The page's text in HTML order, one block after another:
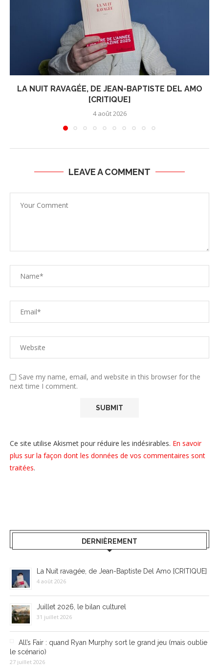
LA NUIT RAVAGÉE, DE JEAN-BAPTISTE DEL AMO
[CRITIQUE]
4 août 2026
LEAVE A COMMENT
Save my name, email, and website in this browser for the
next time I comment.
Ce site utilise Akismet pour réduire les indésirables. En savoir
plus sur la façon dont les données de vos commentaires sont
traitées.
DERNIÈREMENT
La Nuit ravagée, de Jean-Baptiste Del Amo [CRITIQUE]
4 août 2026
Juillet 2026, le bilan culturel
31 juillet 2026
All’s Fair : quand Ryan Murphy sort le grand jeu (mais oublie
le scénario)
27 juillet 2026